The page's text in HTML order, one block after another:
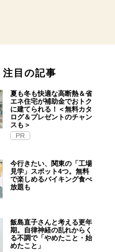
注目の記事
夏も冬も快適な高断熱＆省
エネ住宅が補助金でおトク
に建てられる！＜無料カタ
ログ＆プレゼントのチャン
スも＞
PR
今行きたい、関東の「工場
見学」スポット4つ。無料
で楽しめるバイキング食べ
放題も
飯島直子さんと考える更年
期。自律神経の乱れからく
る不調で「やめたこと・始
めたこと」